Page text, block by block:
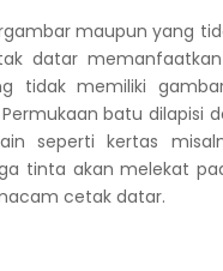
maupun yang
datar
tidak memiliki
batu dilapisi
seperti kertas
tinta akan melekat
cetak datar.